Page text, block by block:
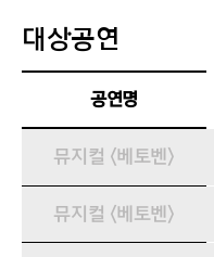
대상공연
공연명
뮤지컬 〈베토벤〉
뮤지컬 〈베토벤〉